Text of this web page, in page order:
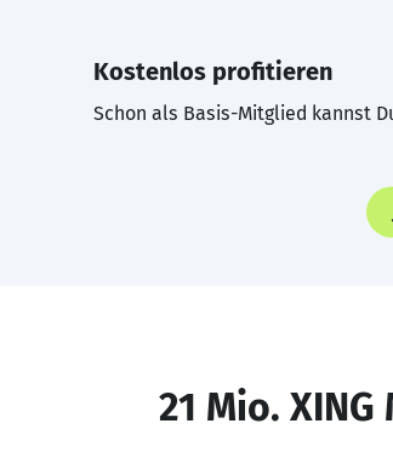
Kostenlos profitieren
Schon als Basis-Mitglied kannst
21 Mio.